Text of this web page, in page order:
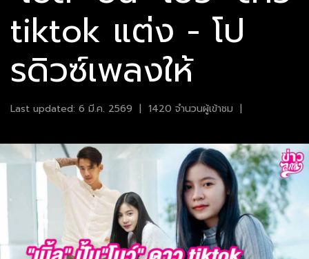
tiktok แต่ง - โป
รดิวซ์เพลงให้
Last updated: 6 มี.ค. 2569 | 1420 จำนวนผู้เข้าชม |